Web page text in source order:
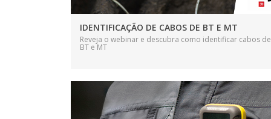
IDENTIFICAÇÃO DE CABOS DE BT E MT
Reveja o webinar e descubra como identificar cabos de
BT e MT